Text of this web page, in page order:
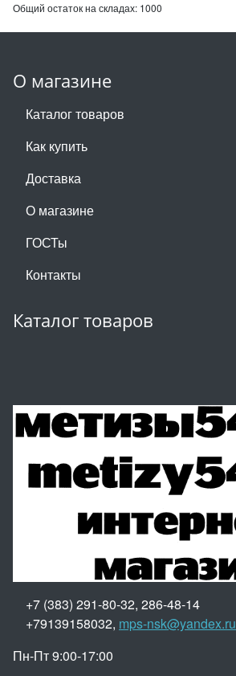
Общий остаток на складах: 1000
О магазине
Каталог товаров
Как купить
Доставка
О магазине
ГОСТы
Контакты
Каталог товаров
+7 (383) 291-80-32, 286-48-14
+79139158032, mps-nsk@yandex.ru
Пн-Пт 9:00-17:00